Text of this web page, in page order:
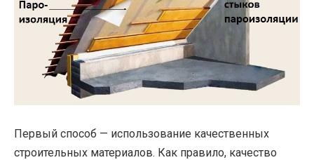
Первый способ — использование качественных
строительных материалов. Как правило, качество